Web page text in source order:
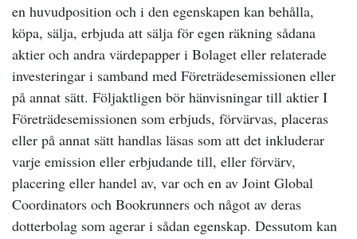
en huvudposition och i den egenskapen kan behålla,
köpa, sälja, erbjuda att sälja för egen räkning sådana
aktier och andra värdepapper i Bolaget eller relaterade
investeringar i samband med Företrädesemissionen eller
på annat sätt. Följaktligen bör hänvisningar till aktier I
Företrädesemissionen som erbjuds, förvärvas, placeras
eller på annat sätt handlas läsas som att det inkluderar
varje emission eller erbjudande till, eller förvärv,
placering eller handel av, var och en av Joint Global
Coordinators och Bookrunners och något av deras
dotterbolag som agerar i sådan egenskap. Dessutom kan